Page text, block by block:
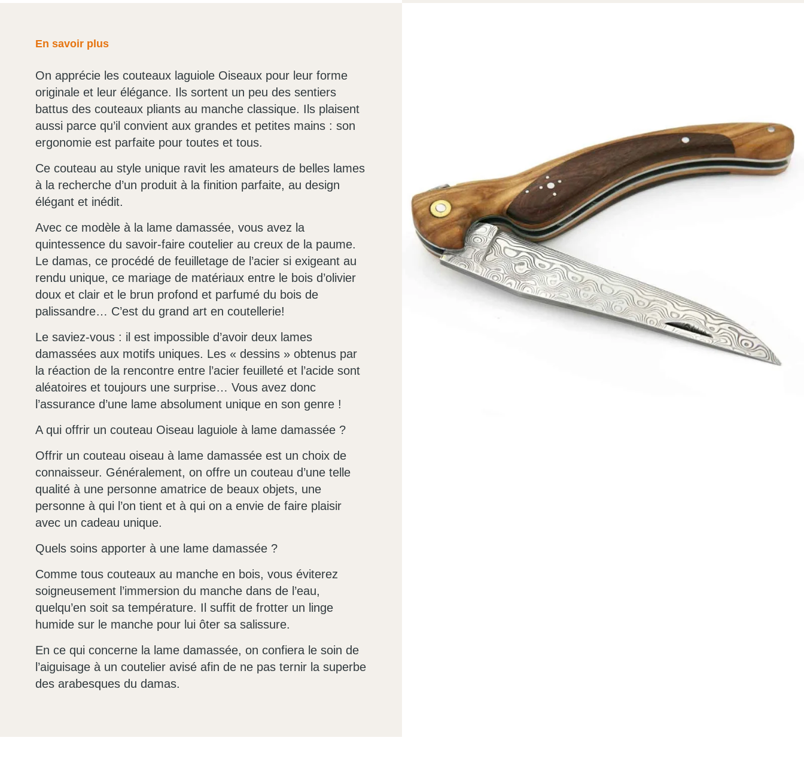
En savoir plus
On apprécie les couteaux laguiole Oiseaux pour leur forme
originale et leur élégance. Ils sortent un peu des sentiers
battus des couteaux pliants au manche classique. Ils plaisent
aussi parce qu’il convient aux grandes et petites mains : son
ergonomie est parfaite pour toutes et tous.
Ce couteau au style unique ravit les amateurs de belles lames
à la recherche d’un produit à la finition parfaite, au design
élégant et inédit.
Avec ce modèle à la lame damassée, vous avez la
quintessence du savoir-faire coutelier au creux de la paume.
Le damas, ce procédé de feuilletage de l’acier si exigeant au
rendu unique, ce mariage de matériaux entre le bois d’olivier
doux et clair et le brun profond et parfumé du bois de
palissandre… C’est du grand art en coutellerie!
Le saviez-vous : il est impossible d’avoir deux lames
damassées aux motifs uniques. Les « dessins » obtenus par
la réaction de la rencontre entre l’acier feuilleté et l’acide sont
aléatoires et toujours une surprise… Vous avez donc
l’assurance d’une lame absolument unique en son genre !
A qui offrir un couteau Oiseau laguiole à lame damassée ?
Offrir un couteau oiseau à lame damassée est un choix de
connaisseur. Généralement, on offre un couteau d’une telle
qualité à une personne amatrice de beaux objets, une
personne à qui l’on tient et à qui on a envie de faire plaisir
avec un cadeau unique.
Quels soins apporter à une lame damassée ?
Comme tous couteaux au manche en bois, vous éviterez
soigneusement l’immersion du manche dans de l’eau,
quelqu’en soit sa température. Il suffit de frotter un linge
humide sur le manche pour lui ôter sa salissure.
En ce qui concerne la lame damassée, on confiera le soin de
l’aiguisage à un coutelier avisé afin de ne pas ternir la superbe
des arabesques du damas.